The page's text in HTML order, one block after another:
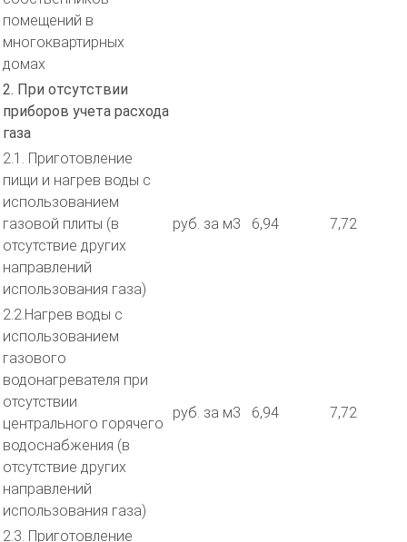
помещений в
многоквартирных
домах
2. При отсутствии
приборов учета расхода
газа
2.1. Приготовление
пищи и нагрев воды с
использованием
газовой плиты (в
отсутствие других
направлений
использования газа)
руб. за м3 6,94 7,72
2.2.Нагрев воды с
использованием
газового
водонагревателя при
отсутствии
центрального горячего
водоснабжения (в
отсутствие других
направлений
использования газа)
руб. за м3 6,94 7,72
2.3. Приготовление